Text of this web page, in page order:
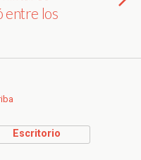
entre los
Escritorio